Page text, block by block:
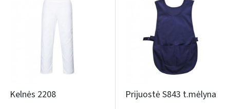
Kelnės 2208 Prijuostė S843 t.mėlyna